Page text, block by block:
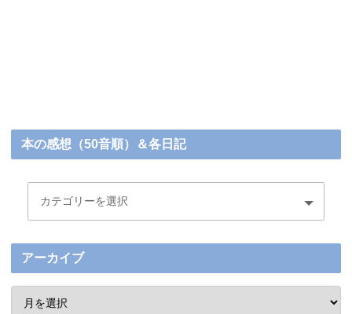
本の感想（50音順）＆各日記
アーカイブ